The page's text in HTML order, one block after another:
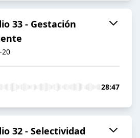
33 - Gestación
20
28:47
32 - Selectividad